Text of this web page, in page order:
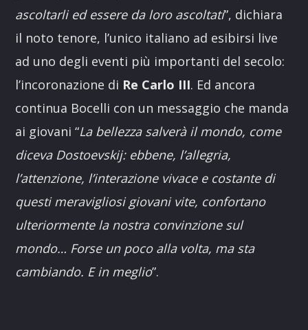
ascoltarli ed essere da loro ascoltati”, dichiara
il noto tenore, l’unico italiano ad esibirsi live
ad uno degli eventi più importanti del secolo:
l’incoronazione di Re Carlo III. Ed ancora
continua Bocelli con un messaggio che manda
ai giovani “La bellezza salverà il mondo, come
diceva Dostoevskij: ebbene, l’allegria,
l’attenzione, l’interazione vivace e costante di
questi meravigliosi giovani vite, confortano
ulteriormente la nostra convinzione sul
mondo… Forse un poco alla volta, ma sta
cambiando. E in meglio”.